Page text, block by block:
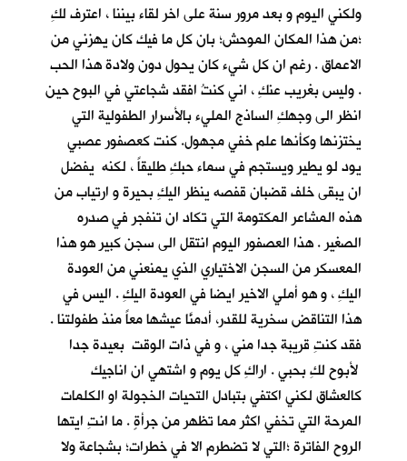
ولكني اليوم و بعد مرور سنة على اخر لقاء بيننا ، اعترف لكِ
؛من هذا المكان الموحش؛ بان كل ما فيك كان يهزني من
الاعماق . رغم ان كل شيء كان يحول دون ولادة هذا الحب
. وليس بغريب عنكِ ، اني كنتُ افقد شجاعتي في البوح حين
انظر الى وجهكِ الساذج المليء بالأسرار الطفولية التي
يختزنها وكأنها علم خفي مجهول. كنت كعصفور عصبي
يود لو يطير ويستجم في سماء حبكِ طليقاً ، لكنه يفضل
ان يبقى خلف قضبان قفصه ينظر اليكِ بحيرة و ارتياب من
هذه المشاعر المكتومة التي تكاد ان تنفجر في صدره
الصغير . هذا العصفور اليوم انتقل الى سجن كبير هو هذا
المعسكر من السجن الاختياري الذي يمنعني من العودة
اليكِ ، و هو أملي الاخير ايضا في العودة اليكِ . اليس في
هذا التناقض سخرية للقدر، أدمنَّا عيشها معاً منذ طفولتنا .
فقد كنتِ قريبة جدا مني ، و في ذات الوقت بعيدة جدا
لأبوح لكِ بحبي . اراكِ كل يوم و اشتهي ان اناجيك
كالعشاق لكني اكتفي بتبادل التحيات الخجولة او الكلمات
المرحة التي تخفي اكثر مما تظهر من جرأةٍ . ما انتِ ايتها
الروح الفاترة ؛التي لا تضطرم الا في خطرات؛ بشجاعة ولا